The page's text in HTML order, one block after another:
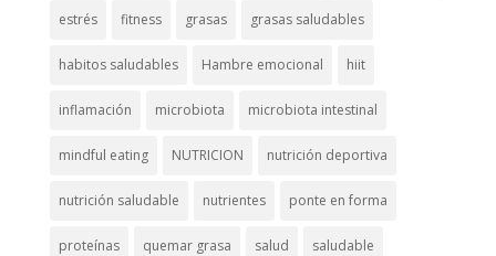
estrés fitness grasas grasas saludables
habitos saludables Hambre emocional hiit
inflamación microbiota microbiota intestinal
mindful eating NUTRICION nutrición deportiva
nutrición saludable nutrientes ponte en forma
proteínas quemar grasa salud saludable